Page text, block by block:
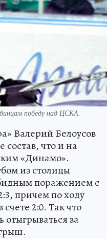
победу над ЦСКА.
Валерий Белоусов
что и на
«Динамо».
из столицы
поражением с
причем по ходу
2:0. Так что
за